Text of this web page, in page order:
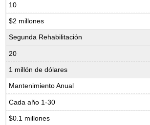
10
$2 millones
Segunda Rehabilitación
20
1 millón de dólares
Mantenimiento Anual
Cada año 1-30
$0.1 millones